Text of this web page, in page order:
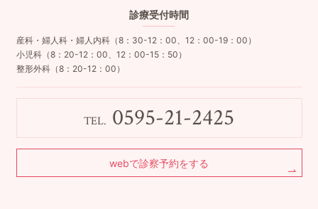
診療受付時間
産科・婦人科・婦人内科（8：30-12：00、12：00-19：00）
小児科（8：20-12：00、12：00-15：50）
整形外科（8：20-12：00）
TEL. 0595-21-2425
webで診察予約をする